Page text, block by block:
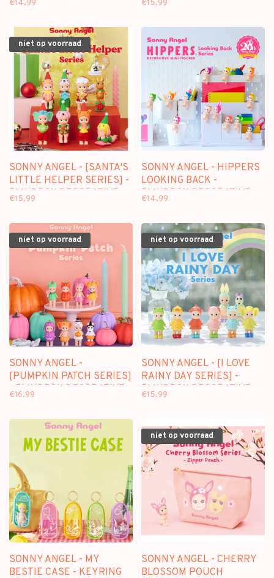
€14,99 €15,99
niet op voorraad
SONNY ANGEL - [SANTA'S
LITTLE HELPER SERIES] -
BLINDBOX DECORATIVE
€15,99
SONNY ANGEL - HIPPERS
LOOKING BACK -
BLINDBOX DECORATIVE
€14,99
niet op voorraad
SONNY ANGEL -
[PUMPKIN PATCH SERIES]
- BLINDBOX DECORATIVE
€16,99
niet op voorraad
SONNY ANGEL - [I LOVE
RAINY DAY SERIES] -
BLINDBOX DECORATIVE
€15,99
SONNY ANGEL - MY
BESTIE CASE - KEYRING
niet op voorraad
SONNY ANGEL - CHERRY
BLOSSOM POUCH